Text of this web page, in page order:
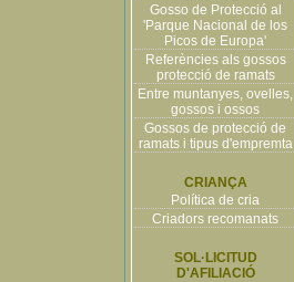
Gosso de Protecció al
'Parque Nacional de los
Picos de Europa'
Referències als gossos
protecció de ramats
Entre muntanyes, ovelles,
gossos i ossos
Gossos de protecció de
ramats i tipus d'empremta
CRIANÇA
Política de cria
Criadors recomanats
SOL·LICITUD
D'AFILIACIÓ